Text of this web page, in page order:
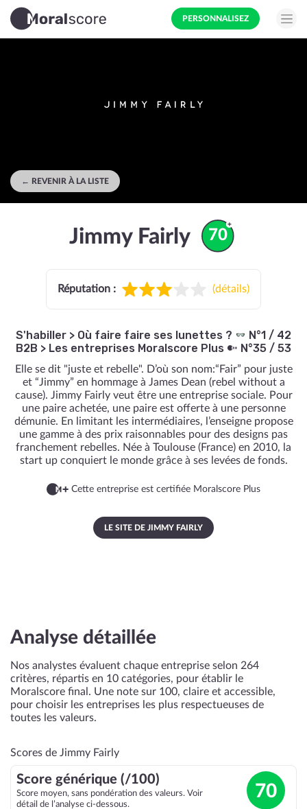
PERSONNALISEZ
← REVENIR À LA LISTE
Jimmy Fairly 70
Réputation : (détails)
S'habiller > Où faire faire ses lunettes ?
N°1 / 42
B2B > Les entreprises Moralscore Plus N°35 / 53
Elle se dit "juste et rebelle". D’où son nom:“Fair” pour juste
et “Jimmy” en hommage à James Dean (rebel without a
cause). Jimmy Fairly veut être une entreprise sociale. Pour
une paire achetée, une paire est offerte à une personne
démunie. En limitant les intermédiaires, l’enseigne propose
une gamme à des prix raisonnables pour des designs pas
franchement rebelles. Née à Toulouse (France) en 2010, la
start up conquiert le monde grâce à ses levées de fonds.
Cette entreprise est certifiée Moralscore Plus
LE SITE DE JIMMY FAIRLY
Analyse détaillée
Nos analystes évaluent chaque entreprise selon 264
critères, répartis en 10 catégories, pour établir le
Moralscore final. Une note sur 100, claire et accessible,
pour choisir les entreprises les plus respectueuses de
toutes les valeurs.
Scores de Jimmy Fairly
Score générique (/100)
Score moyen, sans pondération des valeurs. Voir
détail de l’analyse ci-dessous.
70